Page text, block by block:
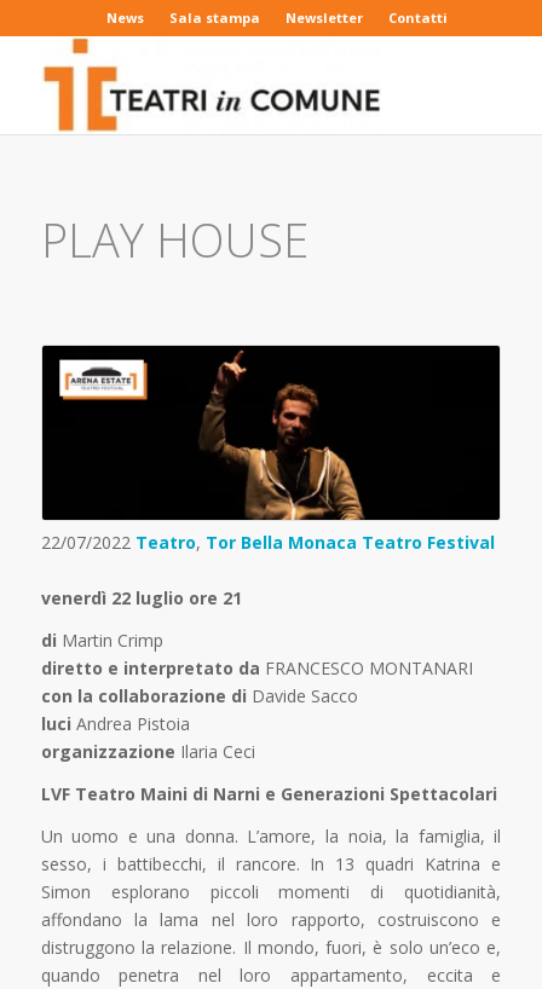
News Sala stampa Newsletter Contatti
PLAY HOUSE
22/07/2022 Teatro, Tor Bella Monaca Teatro Festival
venerdì 22 luglio ore 21
di Martin Crimp
diretto e interpretato da FRANCESCO MONTANARI
con la collaborazione di Davide Sacco
luci Andrea Pistoia
organizzazione Ilaria Ceci
LVF Teatro Maini di Narni e Generazioni Spettacolari
Un uomo e una donna. L’amore, la noia, la famiglia, il
sesso, i battibecchi, il rancore. In 13 quadri Katrina e
Simon esplorano piccoli momenti di quotidianità,
affondano la lama nel loro rapporto, costruiscono e
distruggono la relazione. Il mondo, fuori, è solo un’eco e,
quando penetra nel loro appartamento, eccita e